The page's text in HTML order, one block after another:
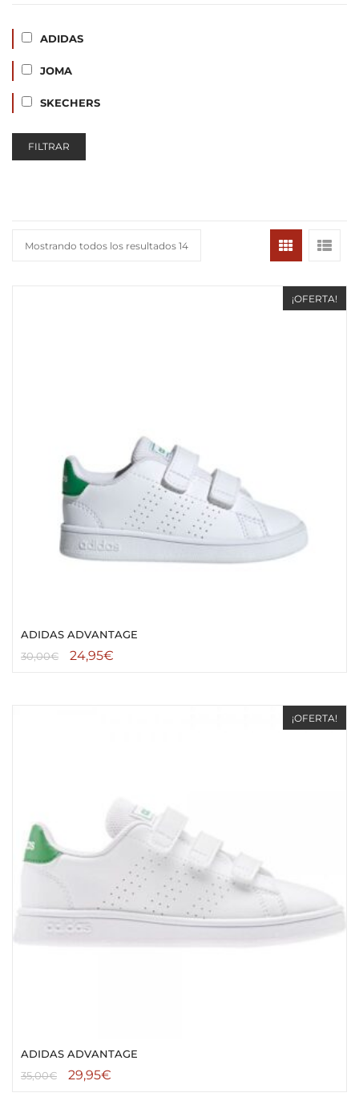
ADIDAS
JOMA
SKECHERS
FILTRAR
Mostrando todos los resultados 14
¡OFERTA!
ADIDAS ADVANTAGE
30,00€ 24,95€
¡OFERTA!
ADIDAS ADVANTAGE
35,00€ 29,95€